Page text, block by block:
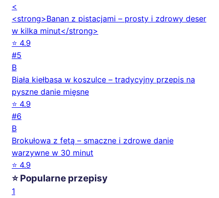
<
<strong>Banan z pistacjami – prosty i zdrowy deser
w kilka minut</strong>
⭐ 4.9
#5
B
Biała kiełbasa w koszulce – tradycyjny przepis na
pyszne danie mięsne
⭐ 4.9
#6
B
Brokułowa z fetą – smaczne i zdrowe danie
warzywne w 30 minut
⭐ 4.9
⭐ Popularne przepisy
1